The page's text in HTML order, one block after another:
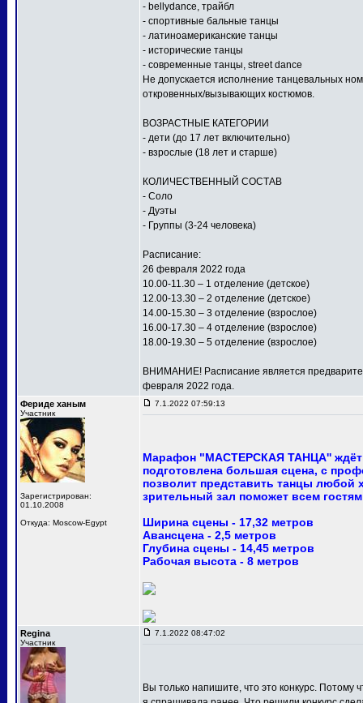
- bellydance, трайбл
- спортивные бальные танцы
- латиноамериканские танцы
- исторические танцы
- современные танцы, street dance
Не допускается исполнение танцевальных
откровенных/вызывающих костюмов.
ВОЗРАСТНЫЕ КАТЕГОРИИ
- дети (до 17 лет включительно)
- взрослые (18 лет и старше)
КОЛИЧЕСТВЕННЫЙ СОСТАВ
- Соло
- Дуэты
- Группы (3-24 человека)
Расписание:
26 февраля 2022 года
10.00-11.30 – 1 отделение (детское)
12.00-13.30 – 2 отделение (детское)
14.00-15.30 – 3 отделение (взрослое)
16.00-17.30 – 4 отделение (взрослое)
18.00-19.30 – 5 отделение (взрослое)
ВНИМАНИЕ! Расписание является
февраля 2022 года.
Фериде ханым
Участник
Зарегистрирован:
01.10.2008
Откуда: Moscow-Egypt
7.1.2022 07:59:13
Марафон "МАСТЕРСКАЯ ТАНЦА'' ждёт
подготовлена большая сцена, с
позволит представить танцы
зрительный зал поможет всем
Ширина сцены - 17,32 метров
Авансцена - 2,5 метров
Глубина сцены - 14,45 метров
Рабочая высота - 8 метров
Regina
Участник
7.1.2022 08:47:02
Вы только напишите, что это конкурс. Потому